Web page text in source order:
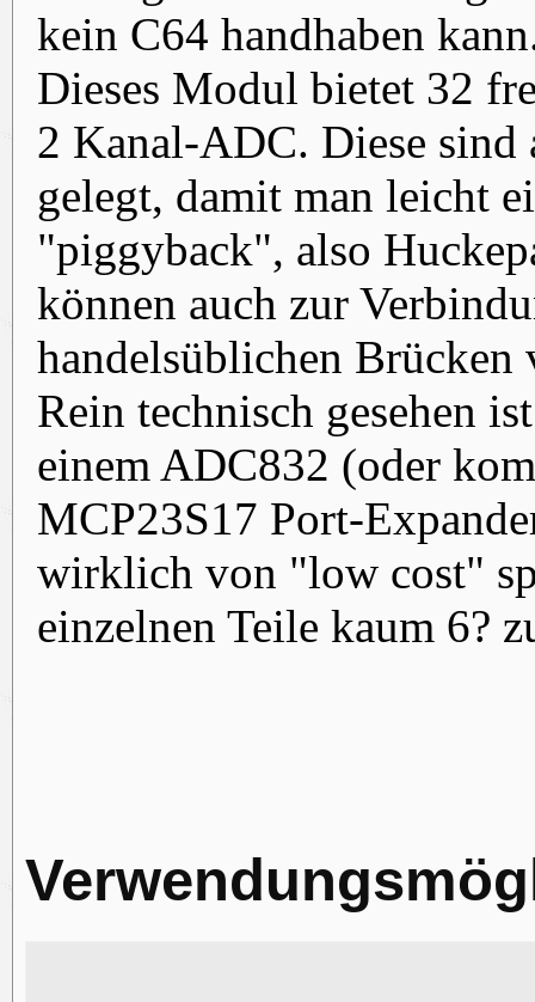
kein C64 handhaben
Dieses Modul bietet 32
2 Kanal-ADC. Diese sind
gelegt, damit man leicht
"piggyback", also
können auch zur
handelsüblichen Brücken
Rein technisch gesehen
einem ADC832 (oder
MCP23S17 Port-
wirklich von "low cost"
einzelnen Teile kaum 6?